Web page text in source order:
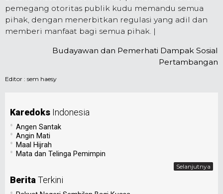
pemegang otoritas publik kudu memandu semua
pihak, dengan menerbitkan regulasi yang adil dan
memberi manfaat bagi semua pihak. |
Budayawan dan Pemerhati Dampak Sosial
Pertambangan
Editor : sem haesy
Karedoks Indonesia
• Angen Santak
• Angin Mati
• Maal Hijrah
• Mata dan Telinga Pemimpin
Selanjutnya
Berita Terkini